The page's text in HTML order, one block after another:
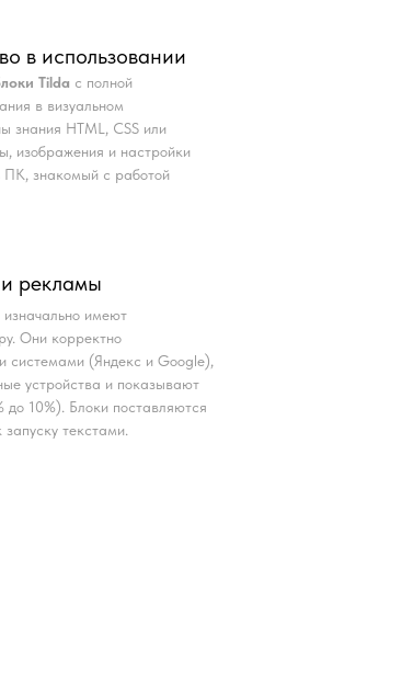
в использовании
Tilda с полной
в визуальном
знания HTML, CSS или
изображения и настройки
ПК, знакомый с работой
изначально имеют
Они корректно
системами (Яндекс и Google),
устройства и показывают
10%). Блоки поставляются
текстами.
рекламы